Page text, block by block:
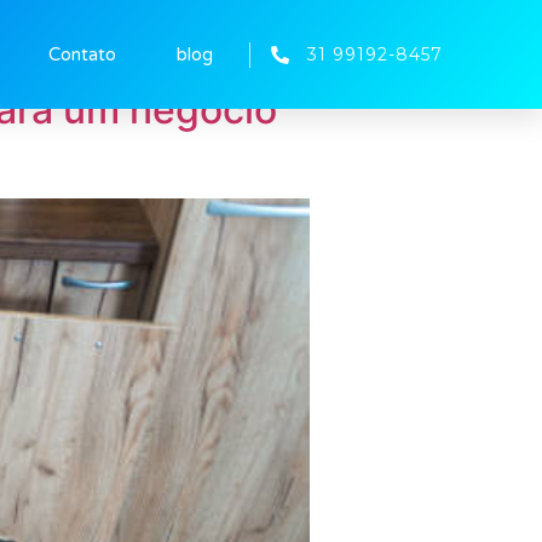
Contato blog 31 99192-8457
um negócio